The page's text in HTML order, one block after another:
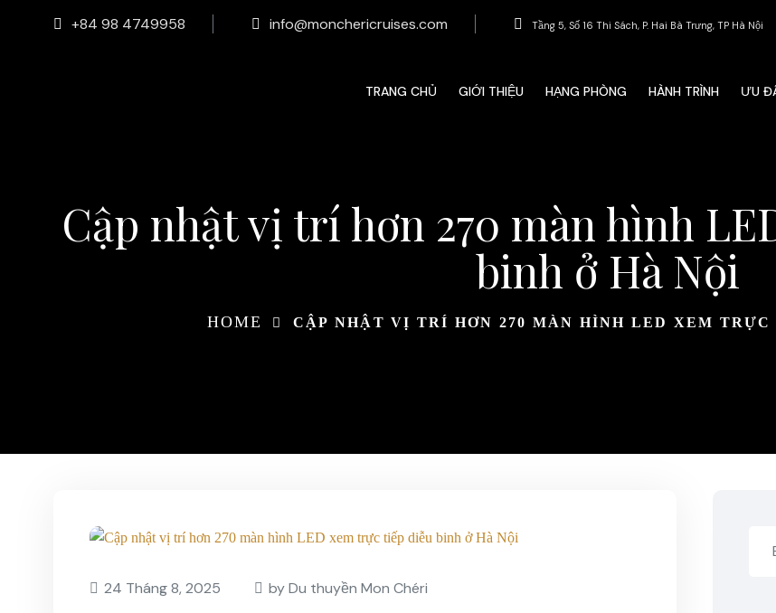
+84 98 4749958 info@monchericruises.com Tầng 5, Số 16 Thi Sách, P. Hai Bà Trưng, ​​TP Hà Nội
TRANG CHỦ GIỚI THIỆU HẠNG PHÒNG HÀNH TRÌNH ƯU
Cập nhật vị trí hơn 270 màn hình
binh ở Hà Nội
HOME CẬP NHẬT VỊ TRÍ HƠN 270 MÀN HÌNH LED XEM
24 Tháng 8, 2025 by Du thuyền Mon Chéri